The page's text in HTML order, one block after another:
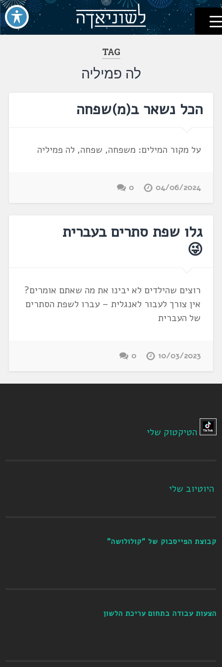
דלג
לתוכן
לשוניאדה
עברית. לשון. שפה
TAG
לה פמיליה
הכל נשאר ב(מ)שפחה
על מקור המילים: משפחה, שפחה, לה פמיליה
04/06/2024
0
גלו שפת סתרים בעברית
😜
רוצים שהילדים לא יבינו את מה שאתם אומרים?
אין צורך לעבור לאנגלית – עברו לשפת הסתרים
של העברית
10/03/2023
0
הטיקטוק שלי
היוטיוב שלי
קבוצת הפייסבוק של "קולולושה"
הצעות עבודה בתחום עריכת הלשון